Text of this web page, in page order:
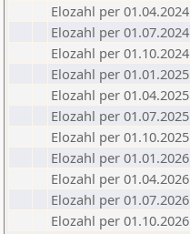
Elozahl per 01.04.2024
Elozahl per 01.07.2024
Elozahl per 01.10.2024
Elozahl per 01.01.2025
Elozahl per 01.04.2025
Elozahl per 01.07.2025
Elozahl per 01.10.2025
Elozahl per 01.01.2026
Elozahl per 01.04.2026
Elozahl per 01.07.2026
Elozahl per 01.10.2026